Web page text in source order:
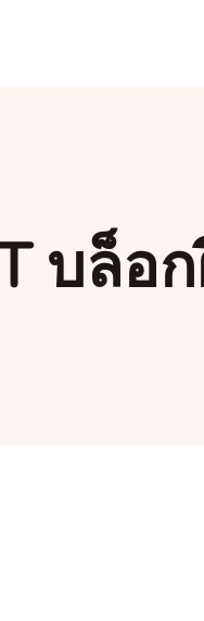
บล็อ